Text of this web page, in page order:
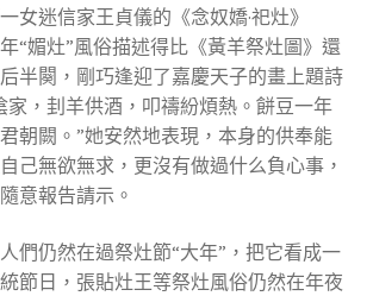
女迷信家王貞儀的《念奴嬌·祀灶》
“媚灶”風俗描述得比《黃羊祭灶圖》還
半闋，剛巧逢迎了嘉慶天子的畫上題詩
家，刲羊供酒，叩禱紛煩熱。餅豆一年
朝闕。”她安然地表現，本身的供奉能
己無欲無求，更沒有做過什么負心事，
意報告請示。
們仍然在過祭灶節“大年”，把它看成一
節日，張貼灶王等祭灶風俗仍然在年夜